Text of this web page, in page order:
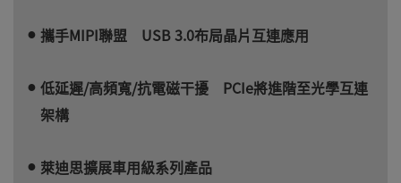
攜手MIPI聯盟 USB 3.0布局晶片互連應用
低延遲/高頻寬/抗電磁干擾 PCIe將進階至光學互連
架構
萊迪思擴展車用級系列產品